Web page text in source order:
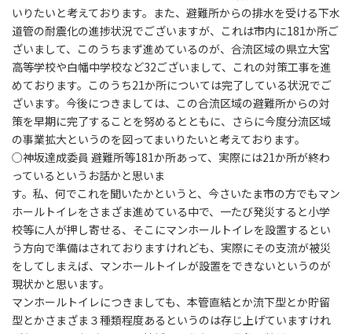
いりたいと考えております。また、避難所からの排水を受ける下水
道管の耐震化の進捗状況でございますが、これは市内に181か所ご
ざいまして、このうちまず進めているのが、合流区域の県立大宮
高等学校や白幡中学校など32ございまして、これの対策工事を進
めております。このうち21か所については完了している状況でご
ざいます。今後につきましては、この合流区域の避難所からの対
策を早期に完了することを努めるとともに、さらに今度分流区域
の事業拡大というのを図ってまいりたいと考えております。
○神坂達成委員 避難所等181か所あって、実際には21か所が終わ
っているというお話かと思いま
す。私、何でこれを聞いたかというと、今さいたま市の方でもマン
ホールトイレをさまざま進めている中で、一たび発災すると小学
校等に人が押し寄せる、そこにマンホールトイレを設置するとい
う方向で準備はされておりますけれども、実際にその支流が被災
をしてしまえば、マンホールトイレが設置をできないというのが
現状かと思います。
マンホールトイレにつきましても、本管直結とか流下型とか貯留
型とかさまざま３種類程度あるというのは存じ上げていますけれ